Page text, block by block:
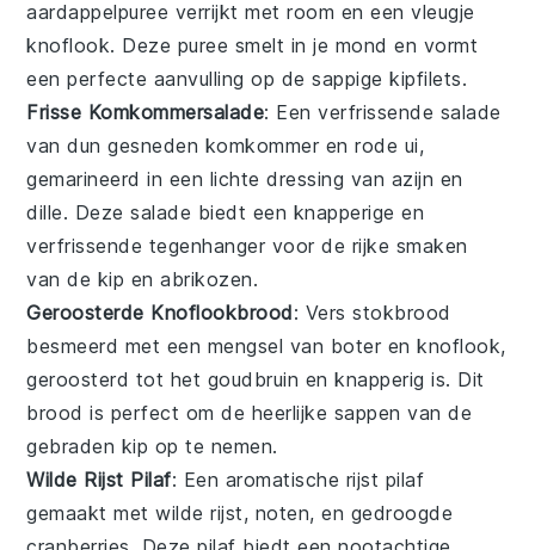
aardappelpuree verrijkt metroom en een vleugje
knoflook. Deze puree smelt in je mond en vormt
een perfecte aanvulling op de sappigekipfilets.
Frisse Komkommersalade: Een verfrissende salade
van dun gesneden komkommer enrode ui,
gemarineerd in een lichtedressing van azijn en
dille. Dezesalade biedt een knapperige en
verfrissende tegenhanger voor de rijke smaken
van de kip enabrikozen.
Geroosterde Knoflookbrood: Versstokbrood
besmeerd met een mengsel van boter enknoflook,
geroosterd tot het goudbruin en knapperig is. Dit
brood is perfect om de heerlijke sappen van de
gebraden kip op te nemen.
Wilde Rijst Pilaf: Een aromatische rijst pilaf
gemaakt metwilde rijst, noten, en gedroogde